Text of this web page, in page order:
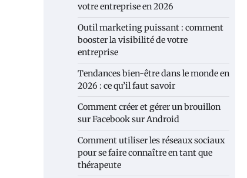
votre entreprise en 2026
Outil marketing puissant : comment
booster la visibilité de votre
entreprise
Tendances bien-être dans le monde en
2026 : ce qu’il faut savoir
Comment créer et gérer un brouillon
sur Facebook sur Android
Comment utiliser les réseaux sociaux
pour se faire connaître en tant que
thérapeute